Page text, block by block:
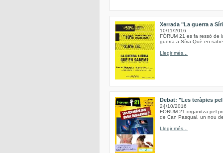
Xerrada "La guerra a
10/11/2016
FÒRUM 21 es fa ressò de
guerra a Síria Què en
Llegir més...
Debat: "Les teràpies
24/10/2016
FÒRUM 21 organitza pel
de Can Pasqual, un nou
Llegir més...